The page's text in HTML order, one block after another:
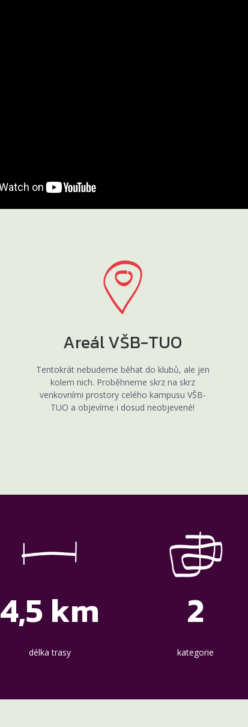
Areál VŠB-TUO
Tentokrát nebudeme běhat do klubů, ale jen
kolem nich. Proběhneme skrz na skrz
venkovními prostory celého kampusu VŠB-
TUO a objevíme i dosud neobjevené!
4,5 km
délka trasy
2
kategorie